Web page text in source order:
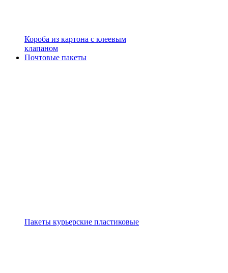
Короба из картона с клеевым
клапаном
Почтовые пакеты
Пакеты курьерские пластиковые